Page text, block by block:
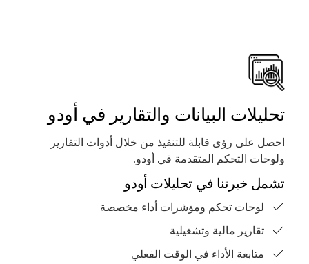
تحليلات البيانات والتقارير في أودو
احصل على رؤى قابلة للتنفيذ من خلال أدوات التقارير
ولوحات التحكم المتقدمة في أودو.
تشمل خبرتنا في تحليلات أودو –
لوحات تحكم ومؤشرات أداء مخصصة
تقارير مالية وتشغيلية
متابعة الأداء في الوقت الفعلي